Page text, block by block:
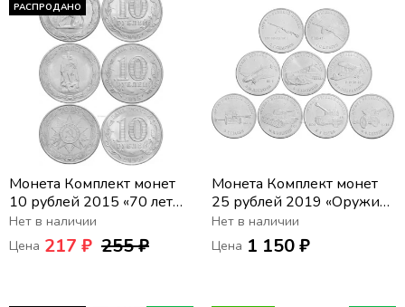
РАСПРОДАНО
Монета Комплект монет
10 рублей 2015 «70 лет
Победы в Великой
Отечественной войне» (3
шт)
Нет в наличии
Цена 217 ₽ 255 ₽
Монета Комплект монет
25 рублей 2019 «Оружие
Великой Победы
(конструкторы оружия)»
(9 шт) - 1-ый выпуск
Нет в наличии
Цена 1 150 ₽